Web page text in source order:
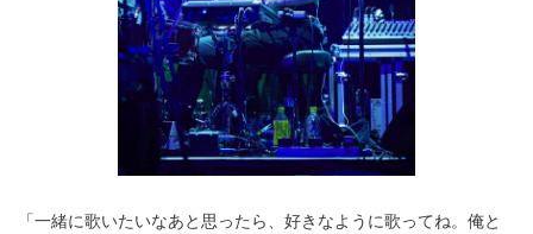
「一緒に歌いたいなあと思ったら、好きなように歌ってね。俺と